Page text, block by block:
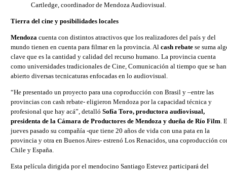
Cartledge, coordinador de Mendoza Audiovisual.
Tierra del cine y posibilidades locales
Mendoza cuenta con distintos atractivos que los realizadores del país y del
mundo tienen en cuenta para filmar en la provincia. Al cash rebate se suma
clave que es la cantidad y calidad del recurso humano. La provincia cuenta
como universidades tradicionales de Cine, Comunicación al tiempo que se han
abierto diversas tecnicaturas enfocadas en lo audiovisual.
“He presentado un proyecto para una coproducción con Brasil y –entre las
provincias con cash rebate- eligieron Mendoza por la capacidad técnica y
profesional que hay acá”, detalló Sofía Toro, productora audiovisual,
presidenta de la Cámara de Productores de Mendoza y dueña de Río Film.
jueves pasado su compañía -que tiene 20 años de vida con una pata en la
provincia y otra en Buenos Aires- estrenó Los Renacidos, una coproducción
Chile y España.
Esta película dirigida por el mendocino Santiago Estevez participará del